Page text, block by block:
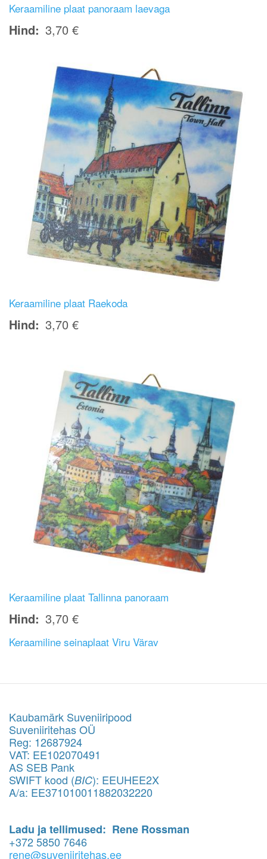
Keraamiline plaat panoraam laevaga
Hind 3,70 €
Keraamiline plaat Raekoda
Hind 3,70 €
Keraamiline plaat Tallinna panoraam
Hind 3,70 €
Keraamiline seinaplaat Viru Värav
Kaubamärk Suveniiripood
Suveniiritehas OÜ
Reg: 12687924
VAT: EE102070491
AS SEB Pank
SWIFT kood (BIC): EEUHEE2X
A/a: EE371010011882032220
Ladu ja tellimused: Rene Rossman
+372 5850 7646
rene@suveniiritehas.ee